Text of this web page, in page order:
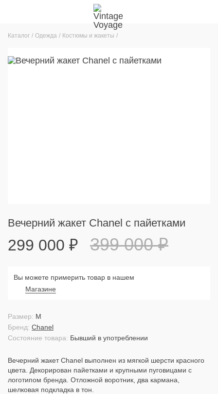
Каталог Одежда Костюмы и жакеты
Вечерний жакет Chanel с пайетками
299 000 ₽ 399 000₽
Вы можете примерить товар в нашем
Магазине
Состояние товара: Бывший в употреблении
Бренд: Chanel
Размер: M
Вечерний жакет Chanel выполнен из мягкой шерсти красного
цвета. Декорирован пайетками и крупными пуговицами с
логотипом бренда. Отложной воротник, два кармана,
шелковая подкладка в тон.